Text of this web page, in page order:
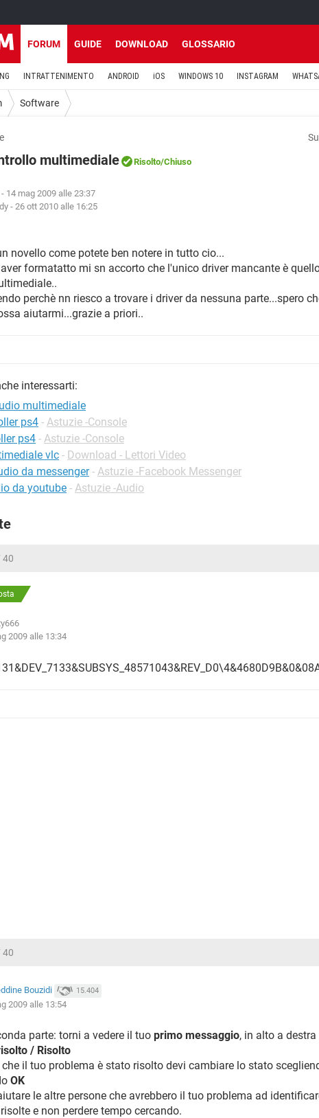
FORUM GUIDE DOWNLOAD GLOSSARIO
INTRATTENIMENTO ANDROID iOS WINDOWS 10 INSTAGRAM
Software
multimediale Risolto/Chiuso
- 14 mag 2009 alle 23:37
- 26 ott 2010 alle 16:25
novello come potete ben notere in tutto cio...
formatatto mi sn accorto che l'unico driver mancante è
perchè nn riesco a trovare i driver da nessuna parte...spero
aiutarmi...grazie a priori..
interessarti:
multimediale
ps4 - Astuzie -Console
ps4 - Astuzie -Console
vlc - Download - Lettori Video
da messenger - Astuzie -Facebook Messenger
da youtube - Astuzie -Audio
40
2009 alle 13:34
40
Bouzidi 15.404
2009 alle 13:54
parte: torni a vedere il tuo primo messaggio, in alto a destra
/ Risolto
che il tuo problema è stato risolto devi cambiare lo stato
OK
le altre persone che avrebbero il tuo problema ad
e non perdere tempo cercando.